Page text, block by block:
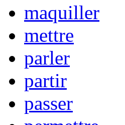
maquiller
mettre
parler
partir
passer